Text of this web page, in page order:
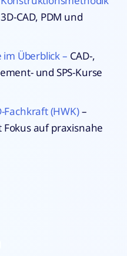
3D-CAD, PDM und
im Überblick – CAD-,
und SPS-Kurse
Fachkraft (HWK)–
auf praxisnahe